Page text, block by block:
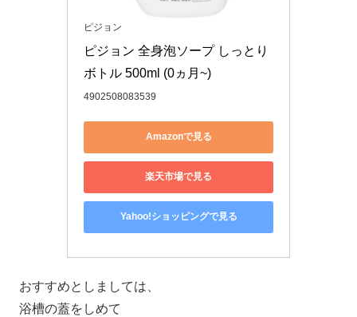
ピジョン
ピジョン 全身泡ソープ しっとり
ボトル 500ml (0ヵ月~)
4902508083539
Amazonで見る
楽天市場で見る
Yahoo!ショッピングで見る
おすすめとしましては、
浴槽の蓋をしめて